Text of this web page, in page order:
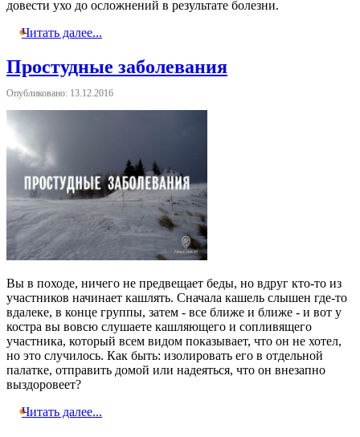
довести ухо до осложнений в результате болезни.
Читать далее...
Простудные заболевания
Опубликовано: 13.12.2016
Вы в походе, ничего не предвещает беды, но вдруг кто-то из
участников начинает кашлять. Сначала кашель слышен где-то
вдалеке, в конце группы, затем - все ближе и ближе - и вот у
костра вы вовсю слушаете кашляющего и сопливящего
участника, который всем видом показывает, что он не хотел,
но это случилось. Как быть: изолировать его в отдельной
палатке, отправить домой или надеяться, что он внезапно
выздоровеет?
Читать далее...